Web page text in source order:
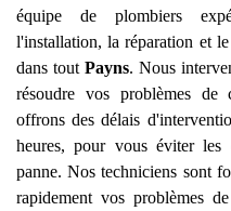
équipe de plombiers
l'installation, la réparation et
dans toutPayns. Nous
résoudre vos problèmes
offrons des délais
heures, pour vous éviter les
panne. Nos techniciens sont
rapidement vos problèmes